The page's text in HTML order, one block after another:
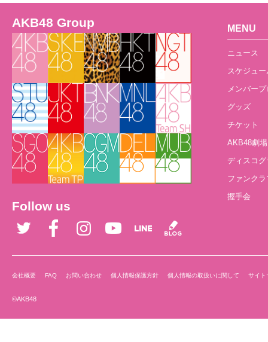
AKB48 Group
Follow us
MENU
ニュース
スケジュー
メンバー
グッズ
チケット
AKB48劇場
ディスコ
ファンクラ
握手会
会社概要 FAQ お問い合わせ 個人情報保護方針 個人情報の取扱いに関して サイト
©AKB48